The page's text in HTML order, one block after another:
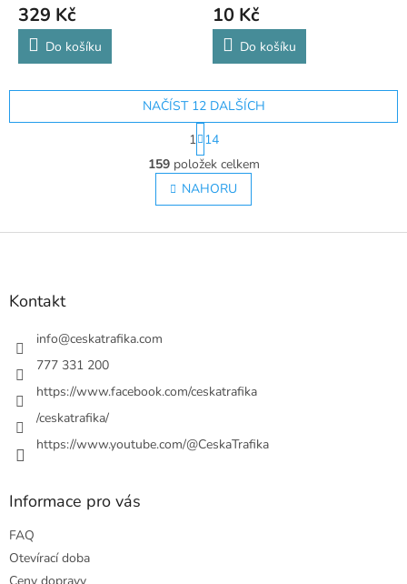
329 Kč
Do košíku
10 Kč
Do košíku
O
v
l
á
ý
s
NAČÍST 12 DALŠÍCH
S
t
r
á
n
k
v
1 14
159položek celkem
NAHORU
Z
Kontakt
info@ceskatrafika.com
777 331 200
https://www.facebook.com/ceskatrafika
/ceskatrafika/
https://www.youtube.com/@CeskaTrafika
Informace pro vás
FAQ
Otevírací doba